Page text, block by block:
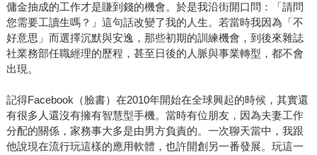
傭金抽成的工作才是賺到錢的機會。於是我沿街開口問：「請問
您需要工讀生嗎？」這句話改變了我的人生。若當時我因為「不
好意思」而選擇沉默與安逸，那些初期的訓練機會，到後來雜誌
社業務部任職經理的歷程，甚至日後的人脈與事業轉型，都不會
出現。
記得Facebook（臉書）在2010年開始在全球興起的時候，其實還
有很多人還沒有擁有智慧型手機。當時有位朋友，因為夫妻工作
分配的關係，家務事大多是由男方負責的。一次聊天當中，我跟
他說現在流行玩這樣的應用軟體，也許開創另一番發展。玩這一